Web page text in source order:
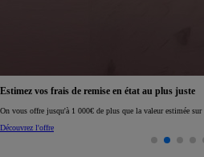
Réservez en ligne votre occasion pour 1€ seulement
Réservez en ligne